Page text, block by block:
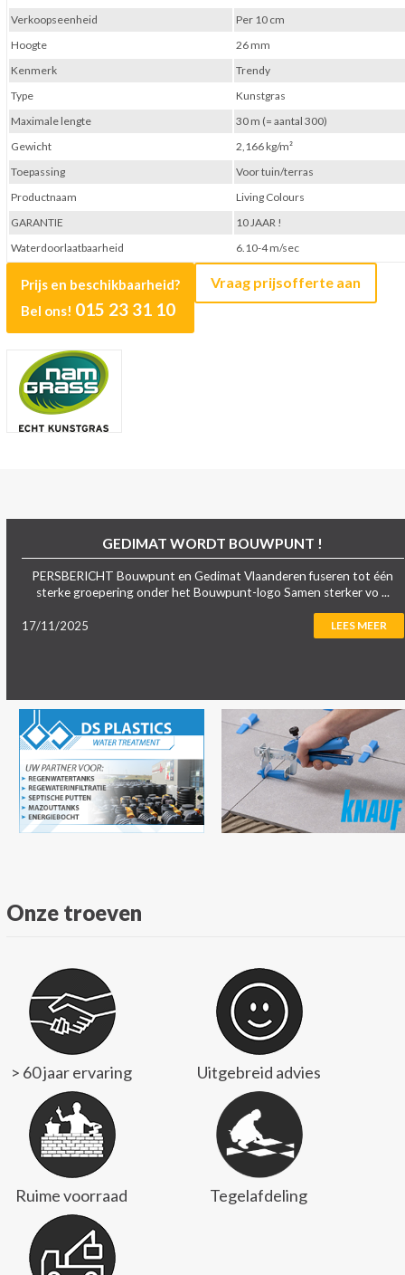
Prijs en beschikbaarheid?
Bel ons! 015 23 31 10
Vraag prijsofferte aan
Verkoopseenheid
Per 10 cm
Hoogte
26 mm
Kenmerk
Trendy
Type
Kunstgras
Maximale lengte
30 m (= aantal 300)
Gewicht
2,166 kg/m²
Toepassing
Voor tuin/terras
Productnaam
Living Colours
GARANTIE
10 JAAR !
Waterdoorlaatbaarheid
6.10-4 m/sec
GEDIMAT WORDT BOUWPUNT !
PERSBERICHT Bouwpunt en Gedimat Vlaanderen fuseren tot één
sterke groepering onder het Bouwpunt-logo Samen sterker vo ...
17/11/2025 LEES MEER
Onze troeven
> 60 jaar ervaring Uitgebreid advies
Ruime voorraad Tegelafdeling